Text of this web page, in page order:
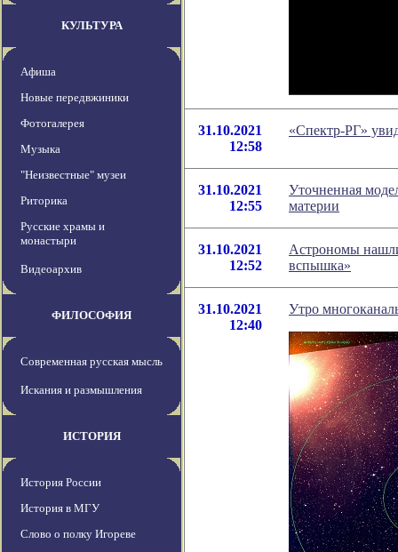
КУЛЬТУРА
Афиша
Новые передвжиники
Фотогалерея
Музыка
"Неизвестные" музеи
Риторика
Русские храмы и
монастыри
Видеоархив
ФИЛОСОФИЯ
Современная русская мысль
Искания и размышления
ИСТОРИЯ
История России
История в МГУ
Слово о полку Игореве
31.10.2021
12:58
«Спектр-РГ»
31.10.2021
12:55
Уточненная
материи
31.10.2021
12:52
Астрономы
вспышка»
31.10.2021
12:40
Утро